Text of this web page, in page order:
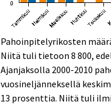
Pahoinpitelyrikosten
Niitä tuli tietoon 8 800,
Ajanjaksolla 2000-2010
vuosineljänneksellä
13 prosenttia. Niitä tuli